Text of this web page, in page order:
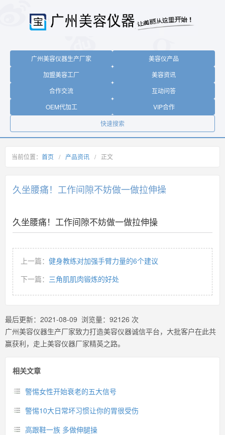
广州美容仪器生产厂家
美容仪产品
加盟美容工厂
美容资讯
合作交流
互动问答
OEM代加工
VIP合作
快速搜索
当前位置： 首页 / 产品资讯 / 正文
久坐腰痛！工作间隙不妨做一做拉伸操
久坐腰痛！工作间隙不妨做一做拉伸操
上一篇： 健身教练对加强手臂力量的6个建议
下一篇： 三角肌肌肉锻炼的好处
最后更新： 2021-08-09 浏览量： 92126 次
广州美容仪器生产厂家致力打造美容仪器诚信平台，大批客户在此共
赢获利，走上美容仪器厂家精英之路。
相关文章
警惕女性开始衰老的五大信号
警惕10大日常坏习惯让你的胃很受伤
高跟鞋一族 多做伸腿操